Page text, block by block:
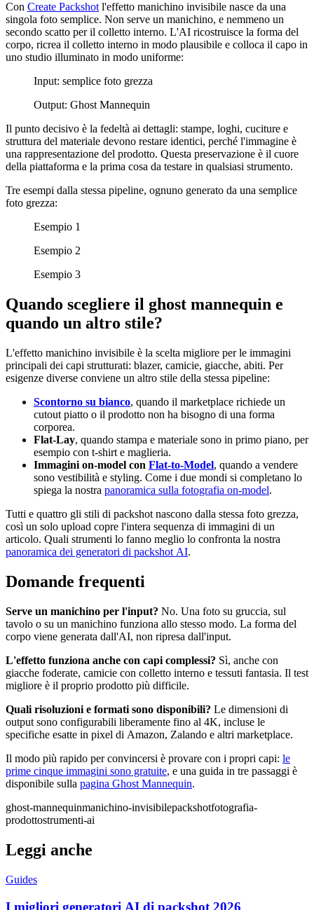
Con Create Packshotl'effetto manichino invisibile nasce da una
singola foto semplice. Non serve un manichino, e nemmeno un
secondo scatto per il colletto interno. L'AI ricostruisce la forma del
corpo, ricrea il colletto interno in modo plausibile e colloca il capo in
uno studio illuminato in modo uniforme:
Input: semplice foto grezza
Output: Ghost Mannequin
Il punto decisivo è la fedeltà ai dettagli: stampe, loghi, cuciture e
struttura del materiale devono restare identici, perché l'immagine è
una rappresentazione del prodotto. Questa preservazione è il cuore
della piattaforma e la prima cosa da testare in qualsiasi strumento.
Tre esempi dalla stessa pipeline, ognuno generato da una semplice
foto grezza:
Esempio 1
Esempio 2
Esempio 3
Quando scegliere il ghost mannequin e
quando un altro stile?
L'effetto manichino invisibile è la scelta migliore per le immagini
principali dei capi strutturati: blazer, camicie, giacche, abiti. Per
esigenze diverse conviene un altro stile della stessa pipeline:
Scontorno su bianco, quando il marketplace richiede un
cutout piatto o il prodotto non ha bisogno di una forma
corporea.
Flat-Lay, quando stampa e materiale sono in primo piano, per
esempio con t-shirt e maglieria.
Immagini on-model con Flat-to-Model, quando a vendere
sono vestibilità e styling. Come i due mondi si completano lo
spiega la nostra panoramica sulla fotografia on-model.
Tutti e quattro gli stili di packshot nascono dalla stessa foto grezza,
così un solo upload copre l'intera sequenza di immagini di un
articolo. Quali strumenti lo fanno meglio lo confronta la nostra
panoramica dei generatori di packshot AI.
Domande frequenti
Serve un manichino per l'input? No. Una foto su gruccia, sul
tavolo o su un manichino funziona allo stesso modo. La forma del
corpo viene generata dall'AI, non ripresa dall'input.
L'effetto funziona anche con capi complessi? Sì, anche con
giacche foderate, camicie con colletto interno e tessuti fantasia. Il test
migliore è il proprio prodotto più difficile.
Quali risoluzioni e formati sono disponibili? Le dimensioni di
output sono configurabili liberamente fino al 4K, incluse le
specifiche esatte in pixel di Amazon, Zalando e altri marketplace.
Il modo più rapido per convincersi è provare con i propri capi: le
prime cinque immagini sono gratuite, e una guida in tre passaggi è
disponibile sulla pagina Ghost Mannequin.
ghost-mannequinmanichino-invisibilepackshotfotografia-
prodottostrumenti-ai
Leggi anche
Guides
I migliori generatori AI di packshot 2026